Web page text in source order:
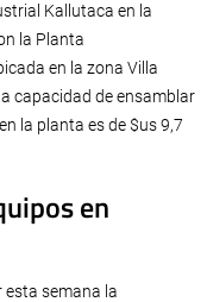
Kallutaca en la
la Planta
en la zona Villa
capacidad de ensamblar
la planta es de $us 9,7
en
esta semana la